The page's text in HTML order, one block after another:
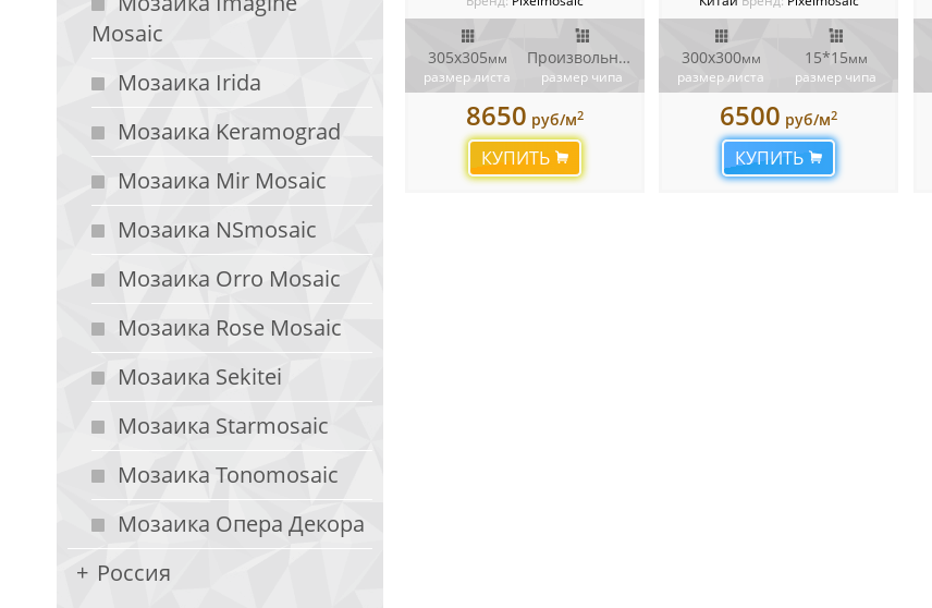
Mosaic
Мозаика Irida
Мозаика Keramograd
Мозаика Mir Mosaic
Мозаика NSmosaic
Мозаика Orro Mosaic
Мозаика Rose Mosaic
Мозаика Sekitei
Мозаика Starmosaic
Мозаика Tonomosaic
Мозаика Опера Декора
Россия
305х305мм
размер листа
Произвольный
размер чипа
8650 руб/м2
КУПИТЬ
300х300мм
размер листа
15*15мм
размер чипа
6500 руб/м2
КУПИТЬ